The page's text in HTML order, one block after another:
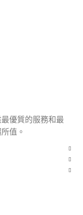
優質的服務和最
值。